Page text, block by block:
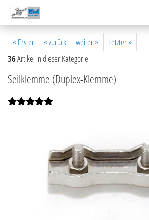
« Erster « zurück weiter »
Letzter »
36Artikel in dieser Kategorie
Seilklemme (Duplex-Klemme)